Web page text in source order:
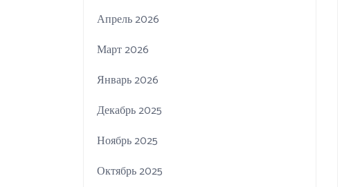
Апрель 2026
Март 2026
Январь 2026
Декабрь 2025
Ноябрь 2025
Октябрь 2025